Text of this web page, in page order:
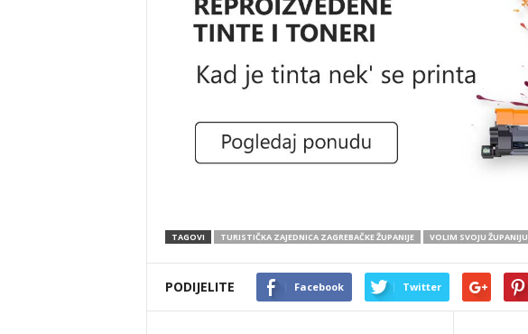
TAGOVI TURISTIČKA ZAJEDNICA ZAGREBAČKE ŽUPANIJE VOLIM SVOJU ŽUPANIJU
PODIJELITE Facebook Twitter